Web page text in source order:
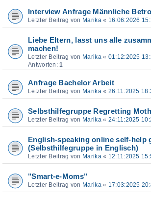
Interview Anfrage Männliche
Letzter Beitrag von Marika « 16:06:2026
Liebe Eltern, lasst uns alle
machen!
Letzter Beitrag von Marika « 01:12:2025
Antworten:1
Anfrage Bachelor Arbeit
Letzter Beitrag von Marika « 26:11:2025
Selbsthilfegruppe Regretting
Letzter Beitrag von Marika « 24:11:2025
English-speaking online self-help
(Selbsthilfegruppe in Englisch)
Letzter Beitrag von Marika « 12:11:2025
"Smart-e-Moms"
Letzter Beitrag von Marika « 17:03:2025